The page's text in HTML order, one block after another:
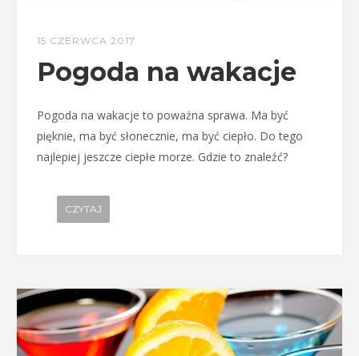
15 CZERWCA 2017
Pogoda na wakacje
Pogoda na wakacje to poważna sprawa. Ma być
pięknie, ma być słonecznie, ma być ciepło. Do tego
najlepiej jeszcze ciepłe morze. Gdzie to znaleźć?
CZYTAJ